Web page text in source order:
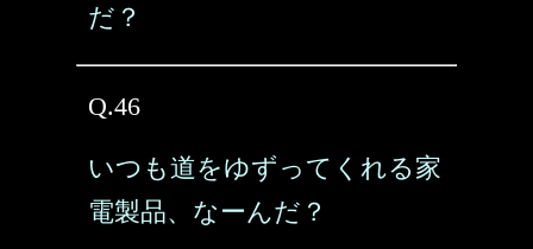
だ？
Q.46
いつも道をゆずってくれる家
電製品、なーんだ？